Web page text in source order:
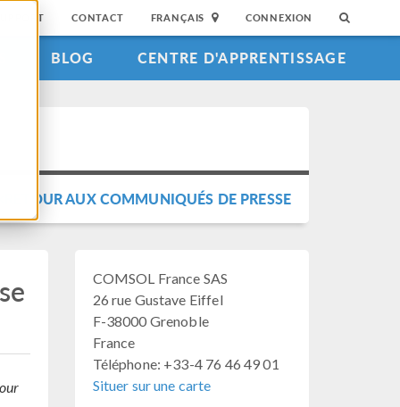
SUPPORT CONTACT FRANÇAIS CONNEXION
BLOG CENTRE D'APPRENTISSAGE
RETOUR AUX COMMUNIQUÉS DE PRESSE
COMSOL France SAS
26 rue Gustave Eiffel
F-38000 Grenoble
France
Téléphone: +33-4 76 46 49 01
Situer sur une carte